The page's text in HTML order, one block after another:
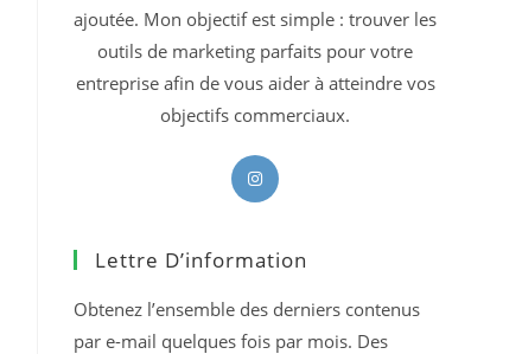
ajoutée. Mon objectif est simple : trouver les
outils de marketing parfaits pour votre
entreprise afin de vous aider à atteindre vos
objectifs commerciaux.
S’ouvre
nouvel
Lettre D’information
Obtenez l’ensemble des derniers contenus
par e-mail quelques fois par mois. Des